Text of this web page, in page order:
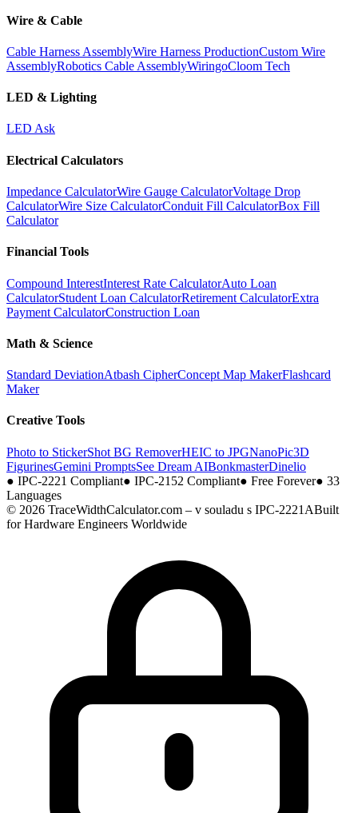
Wire & Cable
Cable Harness AssemblyWire Harness ProductionCustom Wire
AssemblyRobotics Cable AssemblyWiringoCloom Tech
LED & Lighting
LED Ask
Electrical Calculators
Impedance CalculatorWire Gauge CalculatorVoltage Drop
CalculatorWire Size CalculatorConduit Fill CalculatorBox Fill
Calculator
Financial Tools
Compound InterestInterest Rate CalculatorAuto Loan
CalculatorStudent Loan CalculatorRetirement CalculatorExtra
Payment CalculatorConstruction Loan
Math & Science
Standard DeviationAtbash CipherConcept Map MakerFlashcard
Maker
Creative Tools
Photo to StickerShot BG RemoverHEIC to JPGNanoPic3D
FigurinesGemini PromptsSee Dream AIBonkmasterDinelio
● IPC-2221 Compliant● IPC-2152 Compliant● Free Forever● 33
Languages
© 2026 TraceWidthCalculator.com – v souladu s IPC-2221ABuilt
for Hardware Engineers Worldwide